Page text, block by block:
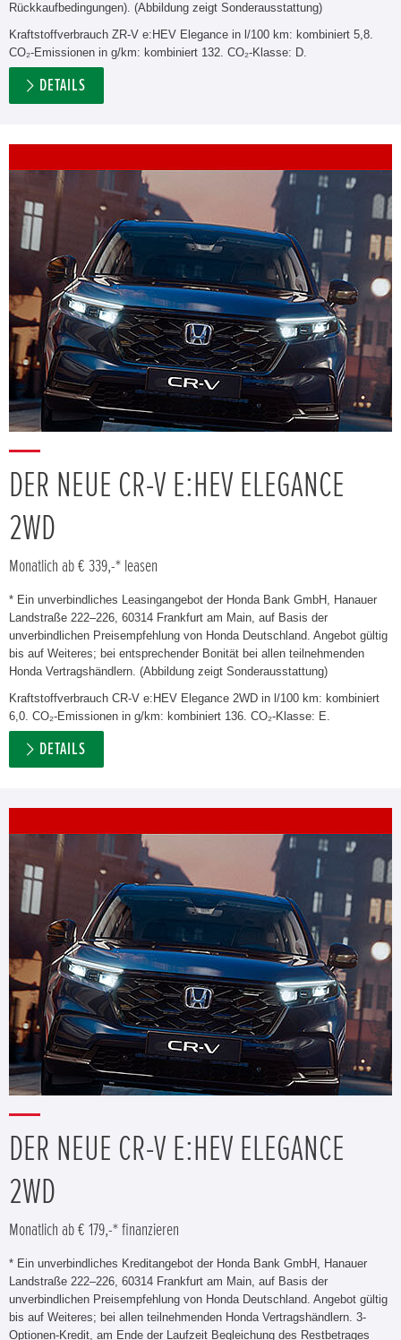
Rückkaufbedingungen). (Abbildung zeigt Sonderausstattung)
Kraftstoffverbrauch ZR-V e:HEV Elegance in l/100 km: kombiniert 5,8.
CO₂-Emissionen in g/km: kombiniert 132. CO₂-Klasse: D.
DETAILS
DER NEUE CR-V E:HEV ELEGANCE
2WD
Monatlich ab € 339,-* leasen
* Ein unverbindliches Leasingangebot der Honda Bank GmbH, Hanauer
Landstraße 222–226, 60314 Frankfurt am Main, auf Basis der
unverbindlichen Preisempfehlung von Honda Deutschland. Angebot gültig
bis auf Weiteres; bei entsprechender Bonität bei allen teilnehmenden
Honda Vertragshändlern. (Abbildung zeigt Sonderausstattung)
Kraftstoffverbrauch CR-V e:HEV Elegance 2WD in l/100 km: kombiniert
6,0. CO₂-Emissionen in g/km: kombiniert 136. CO₂-Klasse: E.
DETAILS
DER NEUE CR-V E:HEV ELEGANCE
2WD
Monatlich ab € 179,-* finanzieren
* Ein unverbindliches Kreditangebot der Honda Bank GmbH, Hanauer
Landstraße 222–226, 60314 Frankfurt am Main, auf Basis der
unverbindlichen Preisempfehlung von Honda Deutschland. Angebot gültig
bis auf Weiteres; bei allen teilnehmenden Honda Vertragshändlern. 3-
Optionen-Kredit, am Ende der Laufzeit Begleichung des Restbetrages